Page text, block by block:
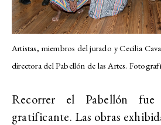
Artistas, miembros del jurado y Cecilia
directora del Pabellón de las Artes.
Recorrer el Pabellón fue
gratificante. Las obras